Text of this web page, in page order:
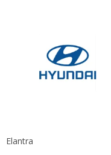
Elantra